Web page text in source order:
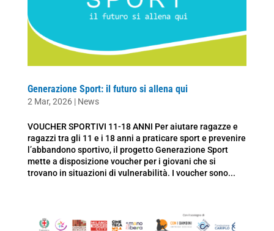
Generazione Sport: il futuro si allena qui
2 Mar, 2026| News
VOUCHER SPORTIVI 11-18 ANNI Per aiutare ragazze e
ragazzi tra gli 11 e i 18 anni a praticare sport e prevenire
l’abbandono sportivo, il progetto Generazione Sport
mette a disposizione voucher per i giovani che si
trovano in situazioni di vulnerabilità. I voucher sono...